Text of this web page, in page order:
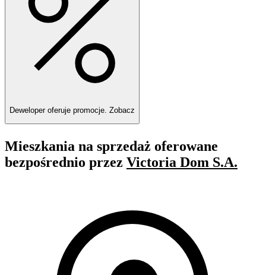
Deweloper oferuje promocje. Zobacz
Mieszkania na sprzedaż oferowane
bezpośrednio przez Victoria Dom S.A.